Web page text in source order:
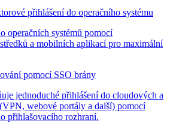
přihlášení do operačního systému
operačních systémů pomocí
a mobilních aplikací pro maximální
pomocí SSO brány
jednoduché přihlášení do cloudových a
webové portály a další) pomocí
přihlašovacího rozhraní.